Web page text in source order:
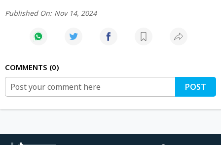
Published On: Nov 14, 2024
COMMENTS 0
POST